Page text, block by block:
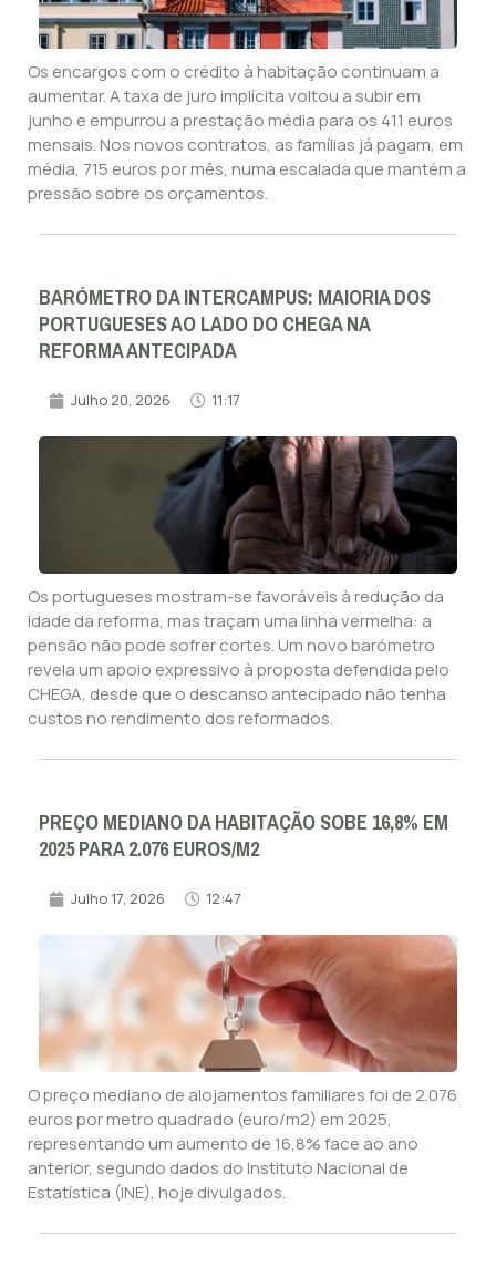
Os encargos com o crédito à habitação continuam a
aumentar. A taxa de juro implícita voltou a subir em
junho e empurrou a prestação média para os 411 euros
mensais. Nos novos contratos, as famílias já pagam, em
média, 715 euros por mês, numa escalada que mantém a
pressão sobre os orçamentos.
BARÓMETRO DA INTERCAMPUS: MAIORIA DOS
PORTUGUESES AO LADO DO CHEGA NA
REFORMA ANTECIPADA
Julho 20, 2026 11:17
Os portugueses mostram-se favoráveis à redução da
idade da reforma, mas traçam uma linha vermelha: a
pensão não pode sofrer cortes. Um novo barómetro
revela um apoio expressivo à proposta defendida pelo
CHEGA, desde que o descanso antecipado não tenha
custos no rendimento dos reformados.
PREÇO MEDIANO DA HABITAÇÃO SOBE 16,8% EM
2025 PARA 2.076 EUROS/M2
Julho 17, 2026 12:47
O preço mediano de alojamentos familiares foi de 2.076
euros por metro quadrado (euro/m2) em 2025,
representando um aumento de 16,8% face ao ano
anterior, segundo dados do Instituto Nacional de
Estatística (INE), hoje divulgados.